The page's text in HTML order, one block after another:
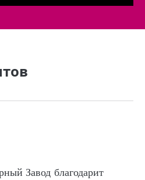
Завод благодарит